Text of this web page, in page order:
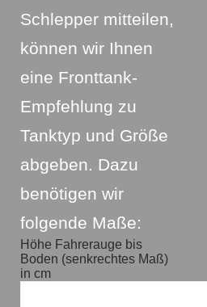
Schlepper mitteilen,
können wir Ihnen
eine Fronttank-
Empfehlung zu
Tanktyp und Größe
abgeben. Dazu
benötigen wir
folgende Maße:
Höhe Fahrerauge bis
Boden (senkrechtes Maß)
in cm